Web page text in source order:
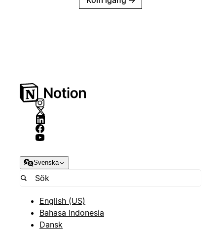
Svenska
English (US)
Bahasa Indonesia
Dansk